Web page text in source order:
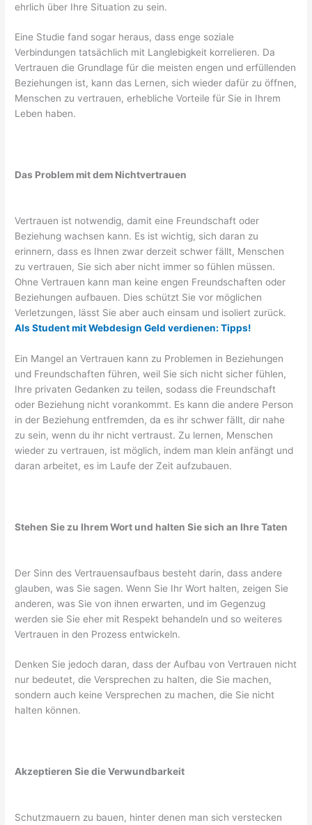
ehrlich über Ihre Situation zu sein.
Eine Studie fand sogar heraus, dass enge soziale
Verbindungen tatsächlich mit Langlebigkeit korrelieren. Da
Vertrauen die Grundlage für die meisten engen und erfüllenden
Beziehungen ist, kann das Lernen, sich wieder dafür zu öffnen,
Menschen zu vertrauen, erhebliche Vorteile für Sie in Ihrem
Leben haben.
Das Problem mit dem Nichtvertrauen
Vertrauen ist notwendig, damit eine Freundschaft oder
Beziehung wachsen kann. Es ist wichtig, sich daran zu
erinnern, dass es Ihnen zwar derzeit schwer fällt, Menschen
zu vertrauen, Sie sich aber nicht immer so fühlen müssen.
Ohne Vertrauen kann man keine engen Freundschaften oder
Beziehungen aufbauen. Dies schützt Sie vor möglichen
Verletzungen, lässt Sie aber auch einsam und isoliert zurück.
Als Student mit Webdesign Geld verdienen: Tipps!
Ein Mangel an Vertrauen kann zu Problemen in Beziehungen
und Freundschaften führen, weil Sie sich nicht sicher fühlen,
Ihre privaten Gedanken zu teilen, sodass die Freundschaft
oder Beziehung nicht vorankommt. Es kann die andere Person
in der Beziehung entfremden, da es ihr schwer fällt, dir nahe
zu sein, wenn du ihr nicht vertraust. Zu lernen, Menschen
wieder zu vertrauen, ist möglich, indem man klein anfängt und
daran arbeitet, es im Laufe der Zeit aufzubauen.
Stehen Sie zu Ihrem Wort und halten Sie sich an Ihre Taten
Der Sinn des Vertrauensaufbaus besteht darin, dass andere
glauben, was Sie sagen. Wenn Sie Ihr Wort halten, zeigen Sie
anderen, was Sie von ihnen erwarten, und im Gegenzug
werden sie Sie eher mit Respekt behandeln und so weiteres
Vertrauen in den Prozess entwickeln.
Denken Sie jedoch daran, dass der Aufbau von Vertrauen nicht
nur bedeutet, die Versprechen zu halten, die Sie machen,
sondern auch keine Versprechen zu machen, die Sie nicht
halten können.
Akzeptieren Sie die Verwundbarkeit
Schutzmauern zu bauen, hinter denen man sich verstecken